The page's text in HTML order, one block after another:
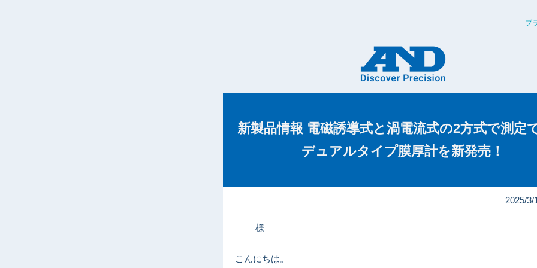
ブ
新製品情報 電磁誘導式と渦電流式の2方式で測定
デュアルタイプ膜厚計を新発売！
2025/3/
様
こんにちは。